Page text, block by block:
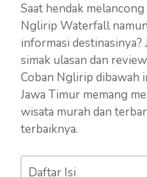
Saat hendak
Nglirip Waterfall
informasi
simak ulasan dan
Coban Nglirip dibawah
Jawa Timur memang
wisata murah dan
terbaiknya.
Daftar Isi